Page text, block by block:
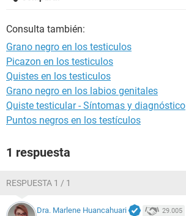
Consulta también:
Grano negro en los testiculos
Picazon en los testiculos
Quistes en los testiculos
Grano negro en los labios genitales
Quiste testicular - Síntomas y diagnóstico
Puntos negros en los testículos
1 respuesta
RESPUESTA 1 / 1
Dra. Marlene Huancahuari 29.005